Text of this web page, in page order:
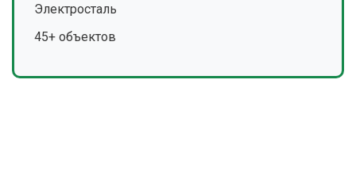
Электросталь
45+ объектов